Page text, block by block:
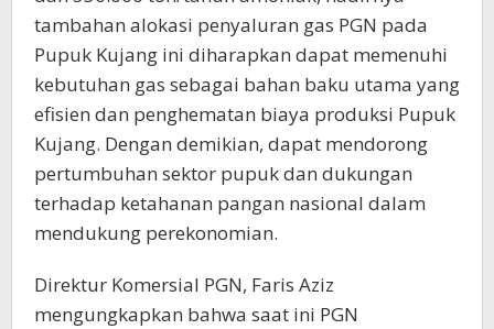
tambahan alokasi penyaluran gas PGN pada
Pupuk Kujang ini diharapkan dapat memenuhi
kebutuhan gas sebagai bahan baku utama yang
efisien dan penghematan biaya produksi Pupuk
Kujang. Dengan demikian, dapat mendorong
pertumbuhan sektor pupuk dan dukungan
terhadap ketahanan pangan nasional dalam
mendukung perekonomian.
Direktur Komersial PGN, Faris Aziz
mengungkapkan bahwa saat ini PGN